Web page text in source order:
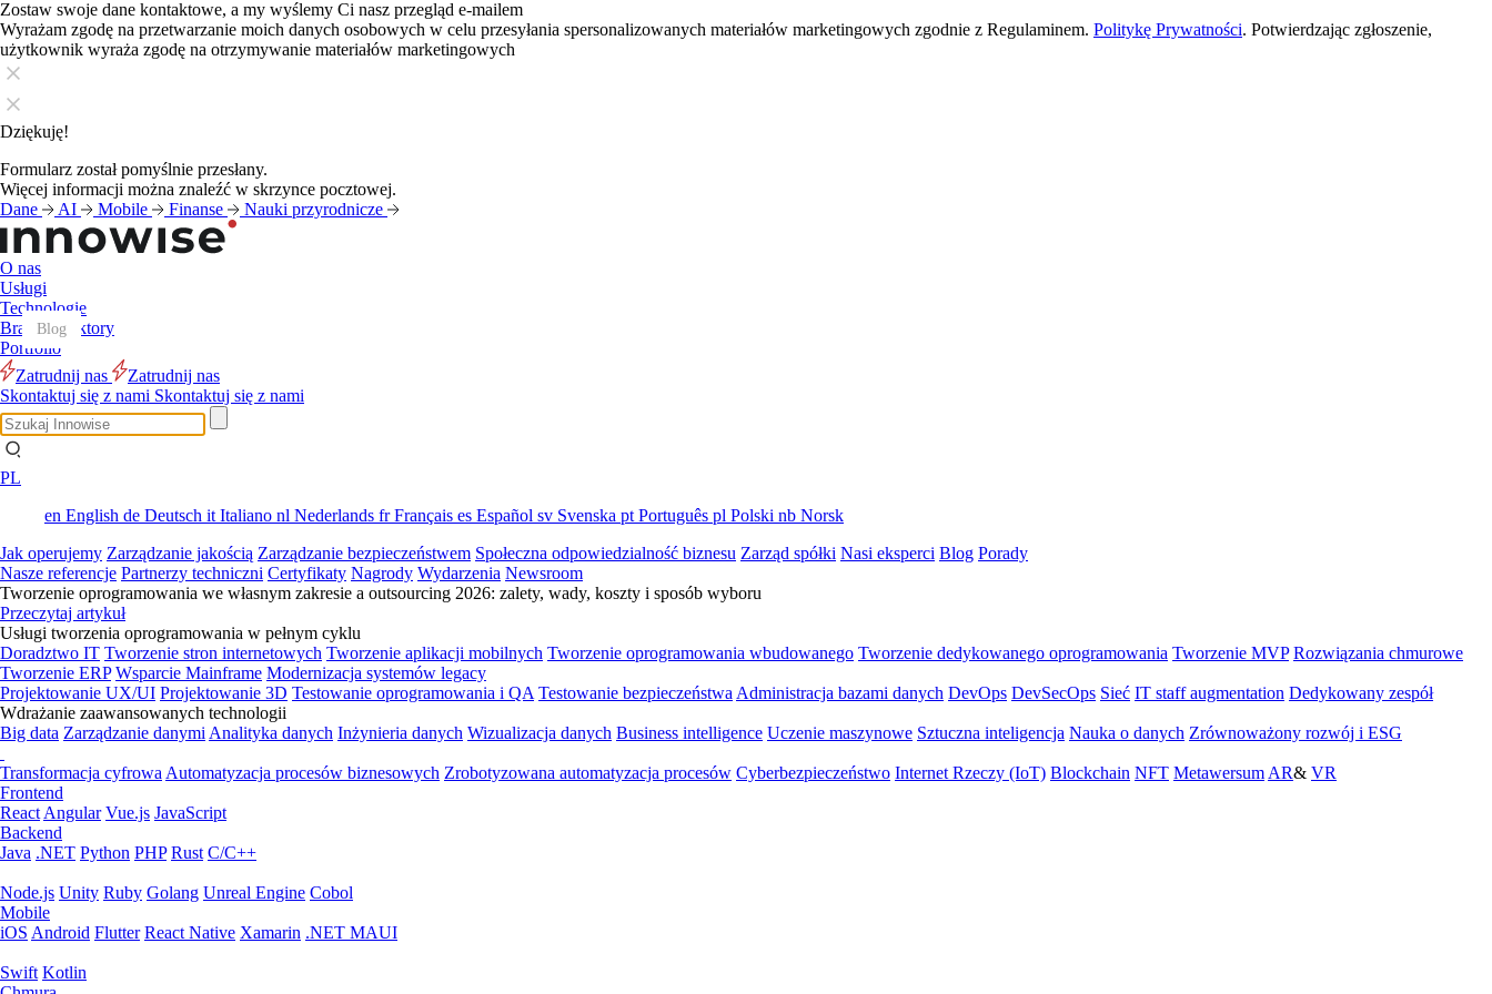
Zostaw swoje dane kontaktowe, a my wyślemy Ci nasz przegląd e-mailem
Wyrażam zgodę na przetwarzanie moich danych osobowych w celu przesyłania spersonalizowanych materiałów marketingowych zgodnie z Regulaminem. Politykę Prywatności. Potwierdzając zgłoszenie,
użytkownik wyraża zgodę na otrzymywanie materiałów marketingowych
Dziękuję!
Formularz został pomyślnie przesłany.
Więcej informacji można znaleźć w skrzynce pocztowej.
Dane
AI Mobile Finanse Nauki przyrodnicze
O nas
Usługi
Technologie
Branże i sektory
Portfolio
Zatrudnij nas
Zatrudnij nas
Skontaktuj się z nami Skontaktuj się z nami
PL
en English de Deutsch it Italiano nl Nederlands frFrançais es Español sv Svenska pt Português pl Polski nb Norsk
Jak operujemy Zarządzanie jakością Zarządzanie bezpieczeństwem Społeczna odpowiedzialność biznesu Zarząd spółki Nasi eksperci Blog Porady
Nasze referencje Partnerzy techniczni Certyfikaty Nagrody Wydarzenia Newsroom
Tworzenie oprogramowania we własnym zakresie a outsourcing 2026: zalety, wady, koszty i sposób wyboru
Przeczytaj artykuł
Usługi tworzenia oprogramowania w pełnym cyklu
Doradztwo IT Tworzenie stron internetowych Tworzenie aplikacji mobilnych Tworzenie oprogramowania wbudowanego Tworzenie dedykowanego oprogramowania Tworzenie MVP Rozwiązania chmurowe
Tworzenie ERP Wsparcie Mainframe Modernizacja systemów legacy
Projektowanie UX/UI Projektowanie 3D Testowanie oprogramowania i QA Testowanie bezpieczeństwa Administracja bazami danych DevOps DevSecOps Sieć IT staff augmentation Dedykowany zespół
Wdrażanie zaawansowanych technologii
Big data Zarządzanie danymi Analityka danych Inżynieria danych Wizualizacja danych Business intelligence Uczenie maszynowe Sztuczna inteligencja Nauka o danych Zrównoważony rozwój i ESG
Transformacja cyfrowa Automatyzacja procesów biznesowych Zrobotyzowana automatyzacja procesów Cyberbezpieczeństwo Internet Rzeczy (IoT) Blockchain NFT Metawersum AR& VR
Frontend
React Angular Vue.js JavaScript
Backend
Java .NET Python PHP Rust C/C++
Node.js Unity Ruby Golang Unreal Engine Cobol
Mobile
iOS Android Flutter React Native Xamarin .NET MAUI
Swift Kotlin
Blog
Blog
Blog
Blog
Blog
Blog
Blog
Blog
Blog
Blog
Blog
Blog